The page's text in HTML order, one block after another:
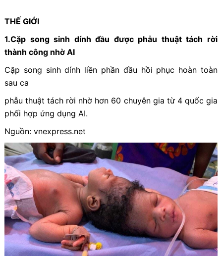
THẾ GIỚI
1.Cặp song sinh dính đầu được phẫu thuật tách rời
thành công nhờ AI
Cặp song sinh dính liền phần đầu hồi phục hoàn toàn
sau ca
phẫu thuật tách rời nhờ hơn 60 chuyên gia từ 4 quốc gia
phối hợp ứng dụng AI.
Nguồn: vnexpress.net